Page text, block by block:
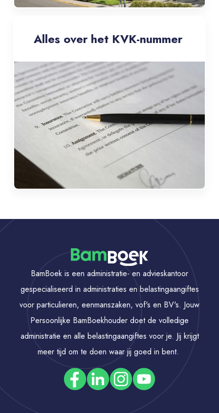
Alles over het KVK-nummer
BamBoek is een administratie- en advieskantoor
gespecialiseerd in administraties en belastingaangiftes
voor particulieren, eenmanszaken, vof's en BV's. Jouw
Persoonlijke BamBoekhouder doet de volledige
administratie en alle belastingaangiftes voor je. Jij krijgt
meer tijd om te doen waar jij goed in bent.